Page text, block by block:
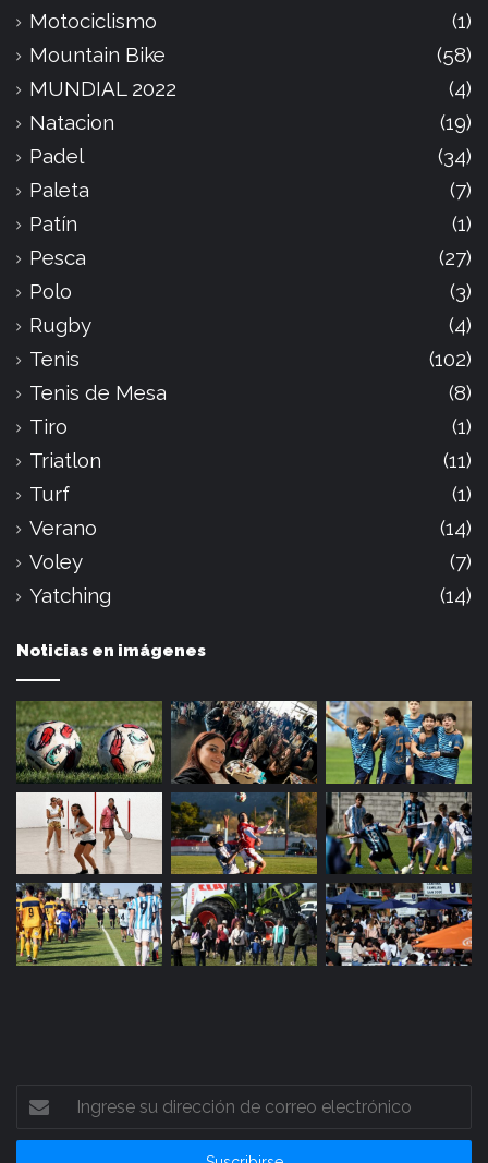
Motociclismo
(1)
Mountain Bike
(58)
MUNDIAL 2022
(4)
Natacion
(19)
Padel
(34)
Paleta
(7)
Patín
(1)
Pesca
(27)
Polo
(3)
Rugby
(4)
Tenis
(102)
Tenis de Mesa
(8)
Tiro
(1)
Triatlon
(11)
Turf
(1)
Verano
(14)
Voley
(7)
Yatching
(14)
Noticias en imágenes
Ingrese
su
dirección